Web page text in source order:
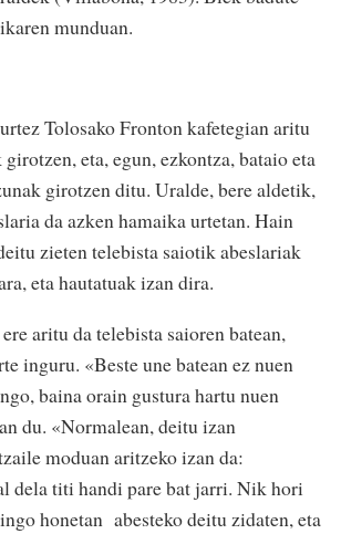
munduan.
Tolosako Fronton kafetegian aritu
eta, egun, ezkontza, bataio eta
girotzen ditu. Uralde, bere aldetik,
da azken hamaika urtetan. Hain
zieten telebista saiotik abeslariak
eta hautatuak izan dira.
aritu da telebista saioren batean,
inguru. «Beste une batean ez nuen
baina orain gustura hartu nuen
du. «Normalean, deitu izan
moduan aritzeko izan da:
dela titi handi pare bat jarri. Nik hori
honetan abesteko deitu zidaten, eta